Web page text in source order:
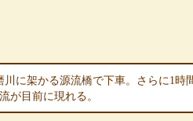
に架かる源流橋で下車。さらに1時
が目前に現れる。